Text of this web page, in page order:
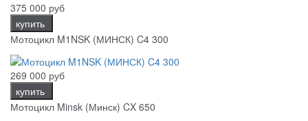
375 000 руб
купить
Мотоцикл M1NSK (МИНСК) C4 300
269 000 руб
купить
Мотоцикл Minsk (Минск) CX 650